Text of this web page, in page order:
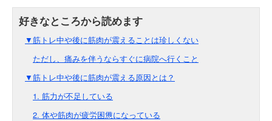
▼筋トレ中や後に筋肉が震えることは珍しくない
ただし、痛みを伴うならすぐに病院へ行くこと
▼筋トレ中や後に筋肉が震える原因とは？
1. 筋力が不足している
2. 体や筋肉が疲労困憊になっている